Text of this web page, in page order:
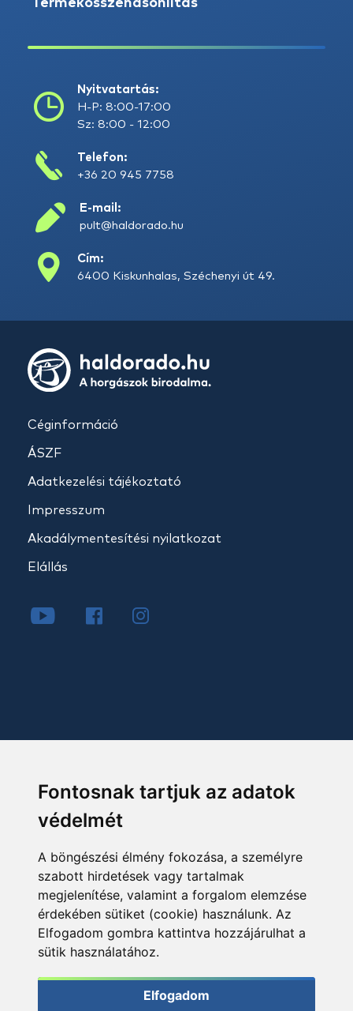
Fontosnak tartjuk az adatok
védelmét
A böngészési élmény fokozása, a személyre
szabott hirdetések vagy tartalmak
megjelenítése, valamint a forgalom elemzése
érdekében sütiket (cookie) használunk. Az
Elfogadom gombra kattintva hozzájárulhat a
sütik használatához.
Elfogadom
Termékösszehasonlítás
Nyitvatartás:
H-P: 8:00-17:00
Sz: 8:00 - 12:00
Telefon:
+36 20 945 7758
E-mail:
pult@haldorado.hu
Cím:
6400 Kiskunhalas, Széchenyi út 49.
Céginformáció
ÁSZF
Adatkezelési tájékoztató
Impresszum
Akadálymentesítési nyilatkozat
Elállás